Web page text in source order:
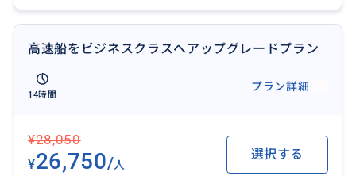
高速船をビジネスクラスへアップグレードプラン
14時間
プラン詳細
¥28,050
¥26,750/人
選択する